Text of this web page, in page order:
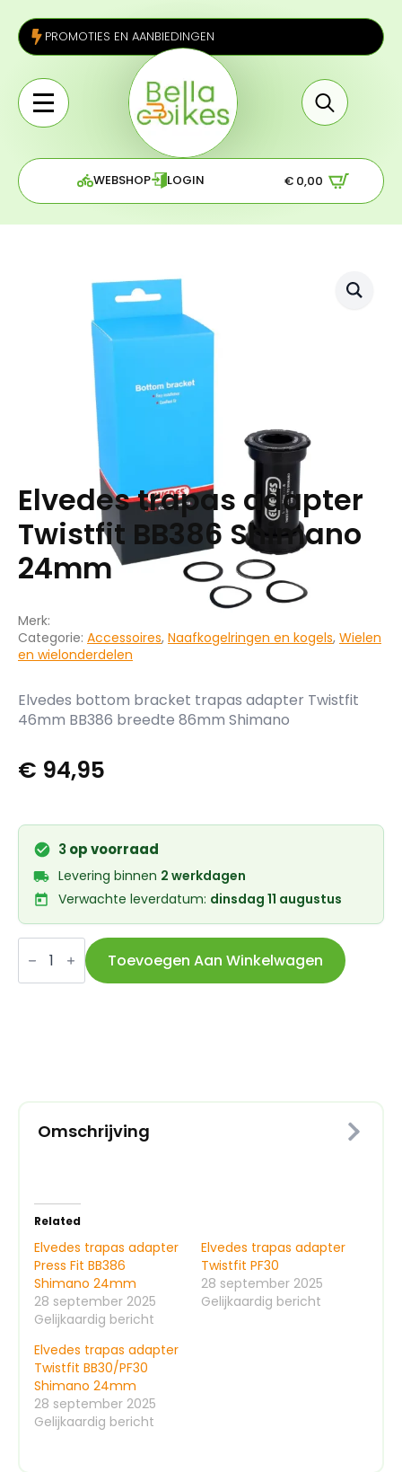
PROMOTIES EN AANBIEDINGEN
for:
WEBSHOP LOGIN € 0,00
Elvedes trapas adapter
Twistfit BB386 Shimano
24mm
Merk:
Categorie: Accessoires, Naafkogelringen en kogels, Wielen
en wielonderdelen
Elvedes bottom bracket trapas adapter Twistfit
46mm BB386 breedte 86mm Shimano
€ 94,95
3 op voorraad
Levering binnen 2 werkdagen
Verwachte leverdatum: dinsdag 11 augustus
Elvedes
trapas
adapter
Twistfit
Toevoegen Aan Winkelwagen
Omschrijving
Related
Elvedes trapas adapter
Press Fit BB386
Shimano 24mm
28 september 2025
Gelijkaardig bericht
Elvedes trapas adapter
Twistfit PF30
28 september 2025
Gelijkaardig bericht
Elvedes trapas adapter
Twistfit BB30/PF30
Shimano 24mm
28 september 2025
Gelijkaardig bericht